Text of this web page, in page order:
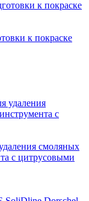
к покраске
смоляных
с цитрусовыми